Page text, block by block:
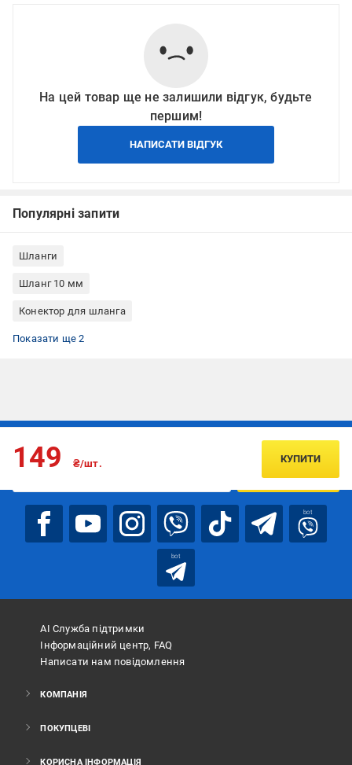
На цей товар ще не залишили відгук, будьте
першим!
НАПИСАТИ ВІДГУК
Популярні запити
Шланги
Шланг 10 мм
Конектор для шланга
З'єднувачі для шланга 1/2
З'єднувачі для шлангів швидкознімні
Показати ще 2
149 ₴/шт. КУПИТИ
Підписуйтесь, щоб дізнаватись першим про акції та пропозиції
ПІДПИСАТИСЯ
bot
bot
АІ Служба підтримки
Інформаційний центр, FAQ
Написати нам повідомлення
КОМПАНІЯ
ПОКУПЦЕВІ
КОРИСНА ІНФОРМАЦІЯ